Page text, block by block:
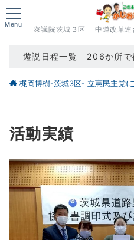
Menu
衆議院茨城３区 中道改革連
遊説日程一覧 206か所で
梶岡博樹-茨城3区- 立憲民主党(
活動実績